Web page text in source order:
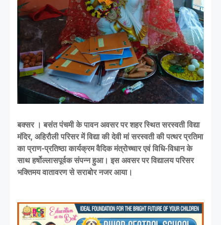
बक्सर । बसंत पंचमी के पावन अवसर पर शहर स्थित सरस्वती विद्या
मंदिर, अहिरौली परिसर में विद्या की देवी मां सरस्वती की पत्थर प्रतिमा
का प्राण-प्रतिष्ठा कार्यक्रम वैदिक मंत्रोच्चार एवं विधि-विधान के
साथ हर्षोल्लासपूर्वक संपन्न हुआ। इस अवसर पर विद्यालय परिसर
भक्तिमय वातावरण से सराबोर नजर आया।